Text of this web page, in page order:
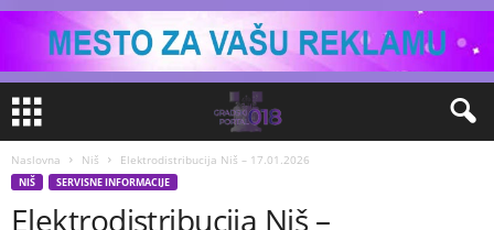
Naslovna Niš Elektrodistribucija Niš – 17.01.2026
NIŠ SERVISNE INFORMACIJE
Elektrodistribucija Niš –